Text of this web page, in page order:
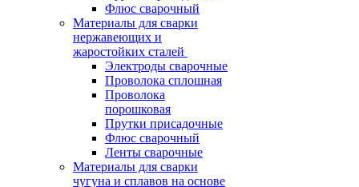
Флюс сварочный
Материалы для сварки
нержавеющих и
жаростойких сталей
Электроды сварочные
Проволока сплошная
Проволока
порошковая
Прутки присадочные
Флюс сварочный
Ленты сварочные
Материалы для сварки
чугуна и сплавов на основе